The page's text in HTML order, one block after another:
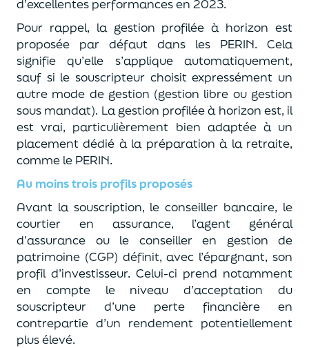
d’excellentes performances en 2023.
Pour rappel, la gestion profilée à horizon est
proposée par défaut dans les PERIN. Cela
signifie qu’elle s’applique automatiquement,
sauf si le souscripteur choisit expressément un
autre mode de gestion (gestion libre ou gestion
sous mandat). La gestion profilée à horizon est, il
est vrai, particulièrement bien adaptée à un
placement dédié à la préparation à la retraite,
comme le PERIN.
Au moins trois profils proposés
Avant la souscription, le conseiller bancaire, le
courtier en assurance, l’agent général
d’assurance ou le conseiller en gestion de
patrimoine (CGP) définit, avec l’épargnant, son
profil d’investisseur. Celui-ci prend notamment
en compte le niveau d’acceptation du
souscripteur d’une perte financière en
contrepartie d’un rendement potentiellement
plus élevé.